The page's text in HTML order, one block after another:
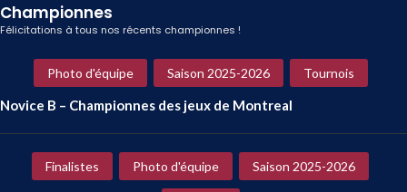
Championnes
Félicitations à tous nos récents championnes !
Photo d'équipe Saison 2025-2026 Tournois
Novice B – Championnes des jeux de Montreal
Finalistes Photo d'équipe Saison 2025-2026